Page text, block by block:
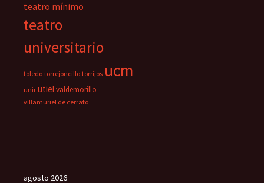
teatro mínimo
teatro
universitario
toledo torrejoncillo torrijos ucm
unir utielvaldemorillo
villamuriel de cerrato
agosto 2026